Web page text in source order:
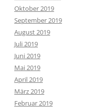
Oktober 2019
September 2019
August 2019
Juli 2019
Juni 2019
Mai 2019
April 2019
März 2019
Februar 2019